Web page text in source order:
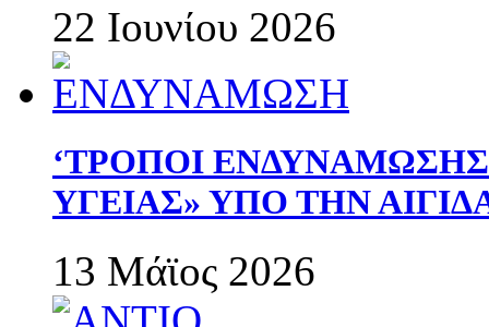
22 Ιουνίου 2026
‘ΤΡΟΠΟΙ
ΥΓΕΙΑΣ» ΥΠΟ ΤΗΝ
13 Μάϊος 2026